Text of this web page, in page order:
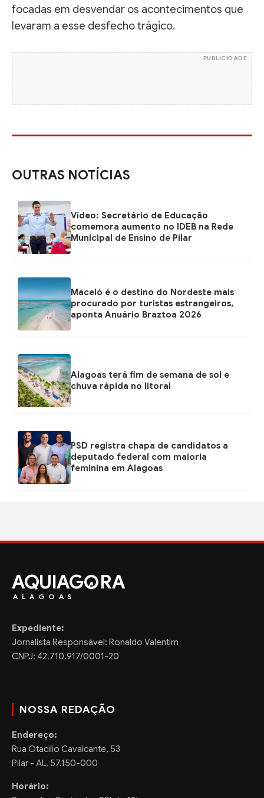
focadas em desvendar os acontecimentos que
levaram a esse desfecho trágico.
PUBLICIDADE
OUTRAS NOTÍCIAS
Vídeo: Secretário de Educação
comemora aumento no IDEB na Rede
Municipal de Ensino de Pilar
Maceió é o destino do Nordeste mais
procurado por turistas estrangeiros,
aponta Anuário Braztoa 2026
Alagoas terá fim de semana de sol e
chuva rápida no litoral
PSD registra chapa de candidatos a
deputado federal com maioria
feminina em Alagoas
AQUIAG RA
ALAGOAS
Expediente:
Jornalista Responsável: Ronaldo Valentim
CNPJ: 42.710.917/0001-20
NOSSA REDAÇÃO
Endereço:
Rua Otacilio Cavalcante, 53
Pilar - AL, 57.150-000
Horário: